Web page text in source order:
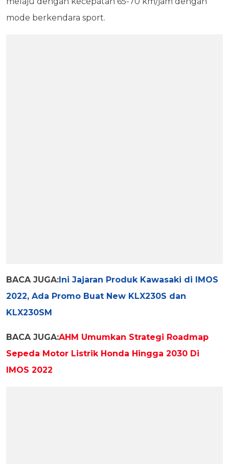
mode berkendara sport.
BACA JUGA:Ini Jajaran Produk Kawasaki di IMOS
2022, Ada Promo Buat New KLX230S dan
KLX230SM
BACA JUGA:AHM Umumkan Strategi Roadmap
Sepeda Motor Listrik Honda Hingga 2030 Di
IMOS 2022